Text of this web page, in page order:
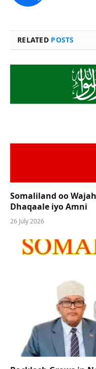
RELATED POSTS
Somaliland oo
Dhaqaale iyo Amni
26 July 2026